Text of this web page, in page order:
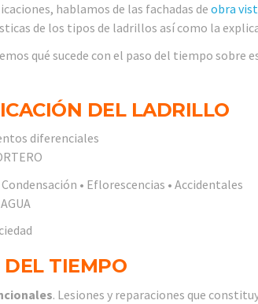
hablamos de las fachadas deobra
de los tipos de ladrillos así como la
qué sucede con el paso del tiempo sobre
DEL LADRILLO
diferenciales
Condensación • Eflorescencias • Accidentales
DEL TIEMPO
. Lesiones y reparaciones que